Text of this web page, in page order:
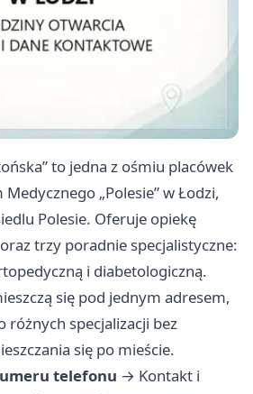
to jedna z ośmiu placówek
„Polesie” w Łodzi,
Polesie. Oferuje opiekę
trzy poradnie specjalistyczne:
i diabetologiczną.
się pod jednym adresem,
różnych specjalizacji bez
się po mieście.
telefonu → Kontakt i